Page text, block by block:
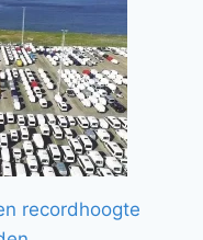
recordhoogte